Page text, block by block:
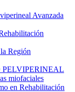
Avanzada
Región
PELVIPERINEAL
miofaciales
en Rehabilitación